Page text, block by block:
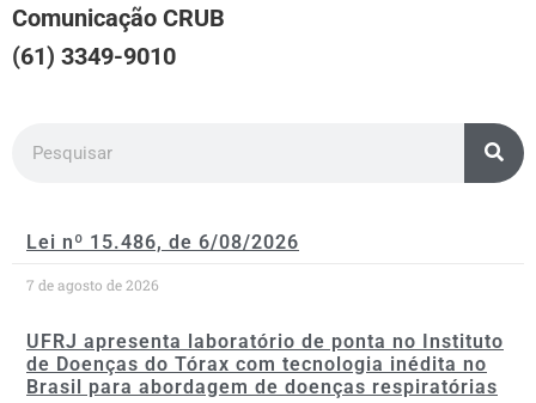
Comunicação CRUB
(61) 3349-9010
Lei nº 15.486, de 6/08/2026
7 de agosto de 2026
UFRJ apresenta laboratório de ponta no Instituto
de Doenças do Tórax com tecnologia inédita no
Brasil para abordagem de doenças respiratórias